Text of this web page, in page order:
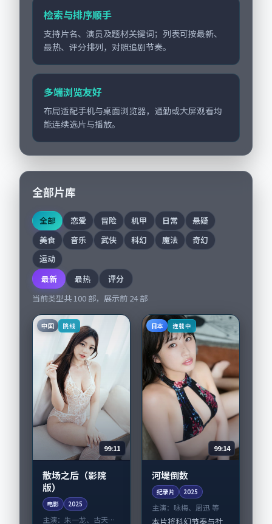
检索与排序顺手
支持片名、演员及题材关键词；列表可按最新、
最热、评分排列，对照追剧节奏。
多端浏览友好
布局适配手机与桌面浏览器，通勤或大屏观看均
能连续选片与播放。
全部片库
全部 恋爱 冒险 机甲 日常
悬疑
美食
音乐 武侠 科幻 魔法
奇幻
运动
最新
最热
评分
当前类型共 100 部，展示前 24部
中国 院线
99:11
散场之后（影院
版）
电影 2025
主演： 朱一龙、古天乐
日本 连载中
99:14
河堤倒数
纪录片 2025
主演： 咏梅、周迅 等
本片将科幻节奏与社